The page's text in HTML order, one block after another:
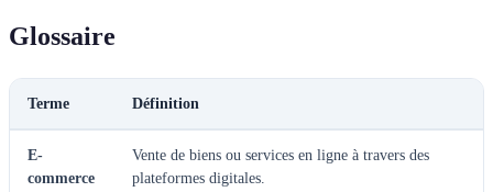
Glossaire
Terme Définition
E-
commerce
Vente de biens ou services en ligne à travers des
plateformes digitales.